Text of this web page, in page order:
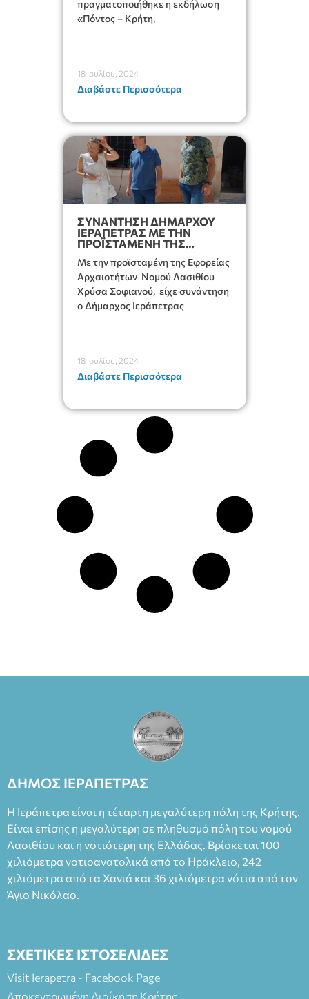
πραγματοποιήθηκε η εκδήλωση
«Πόντος – Κρήτη,
18 Ιουλίου, 2024
Διαβάστε Περισσότερα
ΣΥΝΑΝΤΗΣΗ ΔΗΜΑΡΧΟΥ
ΙΕΡΑΠΕΤΡΑΣ ΜΕ ΤΗΝ
ΠΡΟΪΣΤΑΜΕΝΗ ΤΗΣ
ΝΟΜΟΥ ΛΑΣΙΘΙΟΥ
Με την προϊσταμένη της Εφορείας
Αρχαιοτήτων Νομού Λασιθίου
Χρύσα Σοφιανού, είχε συνάντηση
ο Δήμαρχος Ιεράπετρας
18 Ιουλίου, 2024
Διαβάστε Περισσότερα
ΔΗΜΟΣ ΙΕΡΑΠΕΤΡΑΣ
Η Ιεράπετρα είναι η τέταρτη μεγαλύτερη πόλη της Κρήτης.
Είναι επίσης η μεγαλύτερη σε πληθυσμό πόλη του νομού
Λασιθίου και η νοτιότερη της Ελλάδας. Βρίσκεται 100
χιλιόμετρα νοτιοανατολικά από το Ηράκλειο, 242
χιλιόμετρα από τα Χανιά και 36 χιλιόμετρα νότια από τον
Άγιο Νικόλαο.
ΣΧΕΤΙΚΕΣ ΙΣΤΟΣΕΛΙΔΕΣ
Visit Ierapetra - Facebook Page
Αποκεντρωμένη Διοίκηση Κρήτης